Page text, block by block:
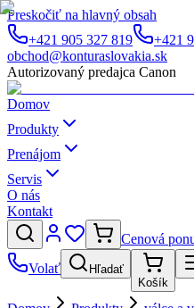
Preskočiť na hlavný obsah
+421 905 327 819
+421
obchod@konturaslovakia.sk
Autorizovaný predajca Canon
Domov
Produkty
Prenájom
Servis
O nás
Kontakt
Cenová
Volať
Hľadať
Košík